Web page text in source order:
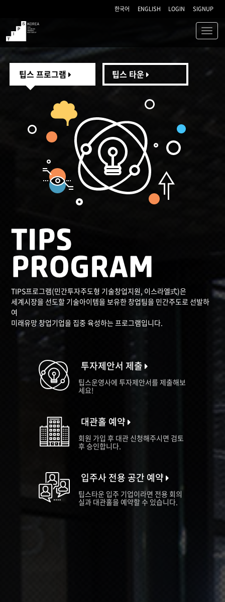
한국어 ENGLISH LOGIN SIGNUP
TIPS
팁스 프로그램 팁스 타운
TIPS프로그램(민간투자주도형 기술창업지원, 이스라엘式)은
세계시장을 선도할 기술아이템을 보유한 창업팀을 민간주도로 선발하
여
미래유망 창업기업을 집중 육성하는 프로그램입니다.
투자제안서 제출
팁스운영사에 투자제안서를 제출해보
세요!
대관홀 예약
회원 가입 후 대관 신청해주시면 검토
후 승인합니다.
입주사 전용 공간 예약
팁스타운 입주 기업이라면 전용 회의
실과 대관홀을 예약할 수 있습니다.